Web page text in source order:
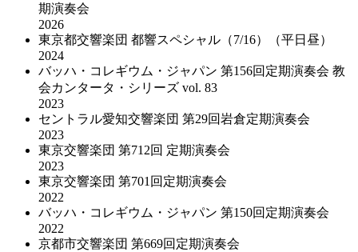
期演奏会
2026
東京都交響楽団 都響スペシャル（7/16）（平日昼）
2024
バッハ・コレギウム・ジャパン 第156回定期演奏会 教
会カンタータ・シリーズ vol. 83
2023
セントラル愛知交響楽団 第29回岩倉定期演奏会
2023
東京交響楽団 第712回 定期演奏会
2023
東京交響楽団 第701回定期演奏会
2022
バッハ・コレギウム・ジャパン 第150回定期演奏会
2022
京都市交響楽団 第669回定期演奏会